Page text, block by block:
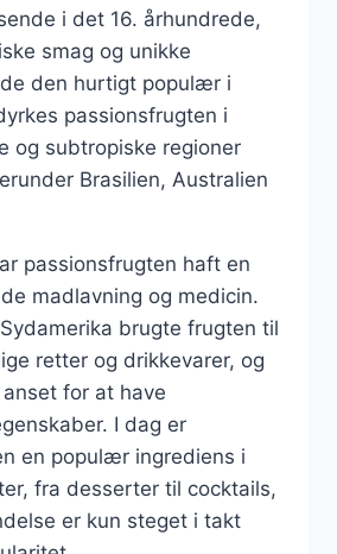
i det 16. århundrede,
smag og unikke
den hurtigt populær i
passionsfrugten i
og subtropiske regioner
Brasilien, Australien
passionsfrugten haft en
madlavning og medicin.
brugte frugten til
retter og drikkevarer, og
for at have
I dag er
en populær ingrediens i
fra desserter til cocktails,
er kun steget i takt